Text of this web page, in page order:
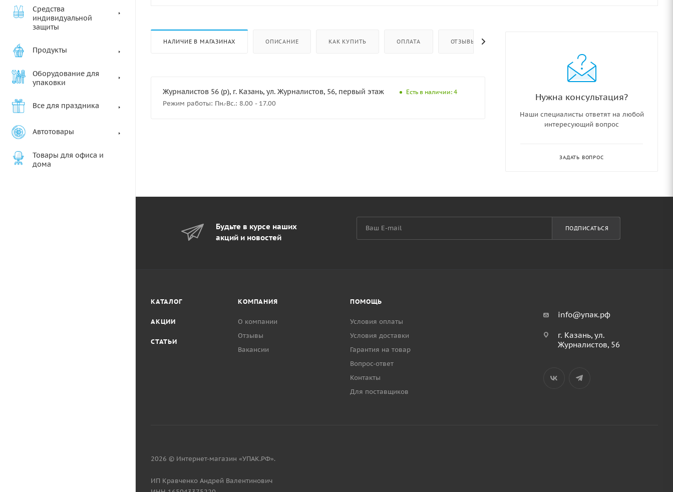
Средства
индивидуальной
защиты
Продукты
Оборудование для
упаковки
Все для праздника
Автотовары
Товары для офиса и
дома
НАЛИЧИЕ В МАГАЗИНАХ ОПИСАНИЕ КАК КУПИТЬ ОПЛАТА ОТЗЫВЫ
Журналистов 56 (р), г. Казань, ул. Журналистов, 56, первый этаж
Режим работы: Пн.-Вс.: 8.00 - 17.00
Есть в наличии: 4 Нужна консультация?
Наши специалисты ответят на любой
интересующий вопрос
ЗАДАТЬ ВОПРОС
Будьте в курсе наших
акций и новостей
ПОДПИСАТЬСЯ
КАТАЛОГ
АКЦИИ
СТАТЬИ
КОМПАНИЯ
О компании
Отзывы
Вакансии
ПОМОЩЬ
Условия оплаты
Условия доставки
Гарантия на товар
Вопрос-ответ
Контакты
Для поставщиков
info@упак.рф
г. Казань, ул.
Журналистов, 56
2026 © Интернет-магазин «УПАК.РФ».
ИП Кравченко Андрей Валентинович